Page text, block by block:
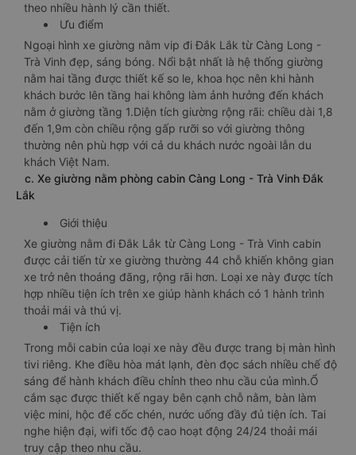
theo nhiều hành lý cần thiết.
Ưu điểm
Ngoại hình xe giường nằm vip đi Đắk Lắk từ Càng Long -
Trà Vinh đẹp, sáng bóng. Nổi bật nhất là hệ thống giường
nằm hai tầng được thiết kế so le, khoa học nên khi hành
khách bước lên tầng hai không làm ảnh hưởng đến khách
nằm ở giường tầng 1.Diện tích giường rộng rãi: chiều dài 1,8
đến 1,9m còn chiều rộng gấp rưỡi so với giường thông
thường nên phù hợp với cả du khách nước ngoài lẫn du
khách Việt Nam.
c. Xe giường nằm phòng cabin Càng Long - Trà Vinh Đắk
Lắk
Giới thiệu
Xe giường nằm đi Đắk Lắk từ Càng Long - Trà Vinh cabin
được cải tiến từ xe giường thường 44 chỗ khiến không gian
xe trở nên thoáng đãng, rộng rãi hơn. Loại xe này được tích
hợp nhiều tiện ích trên xe giúp hành khách có 1 hành trình
thoải mái và thú vị.
Tiện ích
Trong mỗi cabin của loại xe này đều được trang bị màn hình
tivi riêng. Khe điều hòa mát lạnh, đèn đọc sách nhiều chế độ
sáng để hành khách điều chỉnh theo nhu cầu của mình.Ổ
cắm sạc được thiết kế ngay bên cạnh chỗ nằm, bàn làm
việc mini, hộc để cốc chén, nước uống đầy đủ tiện ích. Tai
nghe hiện đại, wifi tốc độ cao hoạt động 24/24 thoải mái
truy cập theo nhu cầu.